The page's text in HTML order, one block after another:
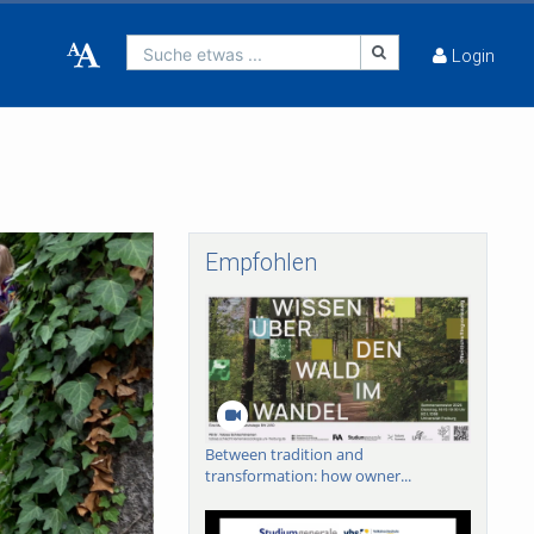
Suche etwas ... Login
Empfohlen
Between tradition and
transformation: how owner...